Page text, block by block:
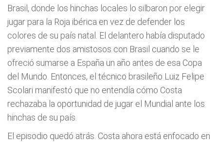
Brasil, donde los hinchas locales lo silbaron por elegir
jugar para la Roja ibérica en vez de defender los
colores de su país natal. El delantero había disputado
previamente dos amistosos con Brasil cuando se le
ofreció sumarse a España un año antes de esa Copa
del Mundo. Entonces, el técnico brasileño Luiz Felipe
Scolari manifestó que no entendía cómo Costa
rechazaba la oportunidad de jugar el Mundial ante los
hinchas de su país.
El episodio quedó atrás. Costa ahora está enfocado en